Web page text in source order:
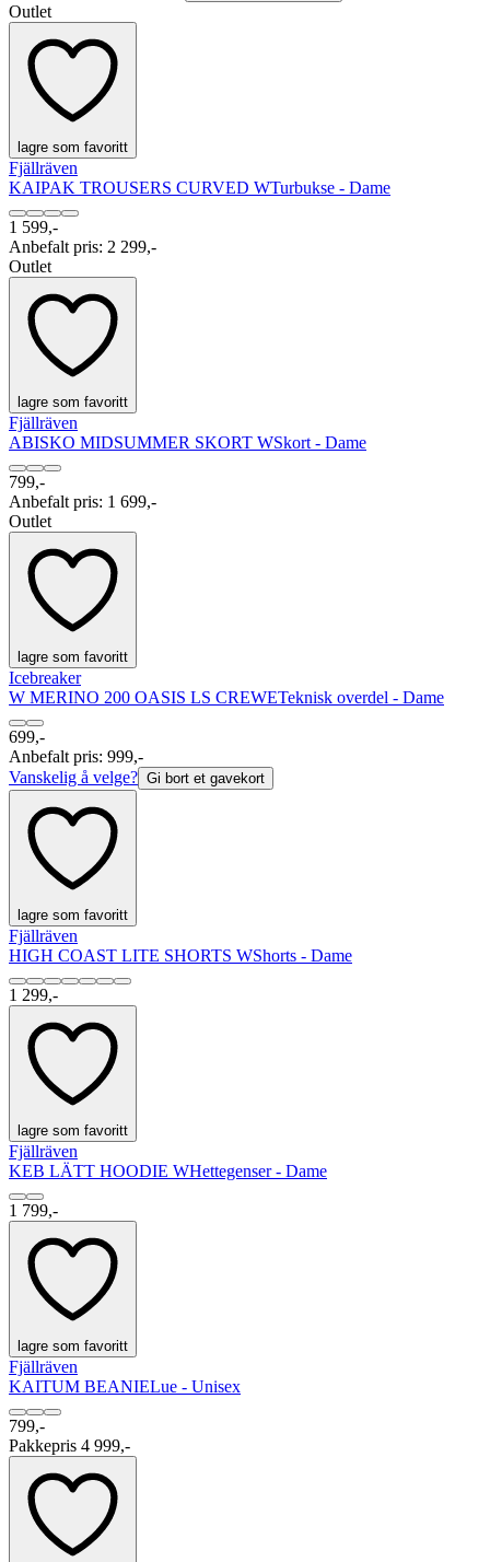
Outlet
lagre som favoritt
Fjällräven
KAIPAK TROUSERS CURVED WTurbukse - Dame
1 599,-
Anbefalt pris: 2 299,-
Outlet
lagre som favoritt
Fjällräven
ABISKO MIDSUMMER SKORT WSkort - Dame
799,-
Anbefalt pris: 1 699,-
Outlet
lagre som favoritt
Icebreaker
W MERINO 200 OASIS LS CREWETeknisk overdel - Dame
699,-
Anbefalt pris: 999,-
Vanskelig å velge? Gi bort et gavekort
lagre som favoritt
Fjällräven
HIGH COAST LITE SHORTS WShorts - Dame
1 299,-
lagre som favoritt
Fjällräven
KEB LÄTT HOODIE WHettegenser - Dame
1 799,-
lagre som favoritt
Fjällräven
KAITUM BEANIELue - Unisex
799,-
Pakkepris 4 999,-